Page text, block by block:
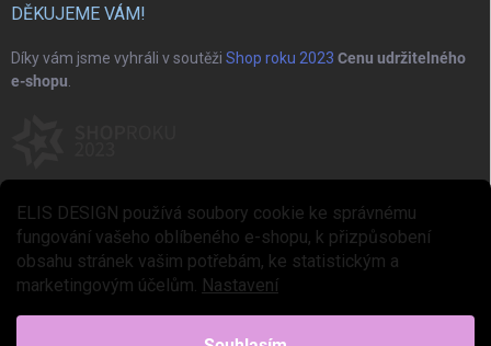
ELIS DESIGN používá soubory cookie ke správnému
fungování vašeho oblíbeného e-shopu, k přizpůsobení
obsahu stránek vašim potřebám, ke statistickým a
marketingovým účelům. Nastavení
DĚKUJEME VÁM!
Díky vám jsme vyhráli v soutěži Shop roku 2023 Cenu udržitelného
e-shopu.
Copyright 2026ELIS DESIGN. Všechna práva vyhrazena.Upravit nastavení
cookies